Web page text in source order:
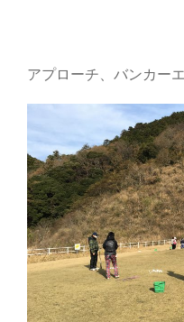
アプローチ、バンカー